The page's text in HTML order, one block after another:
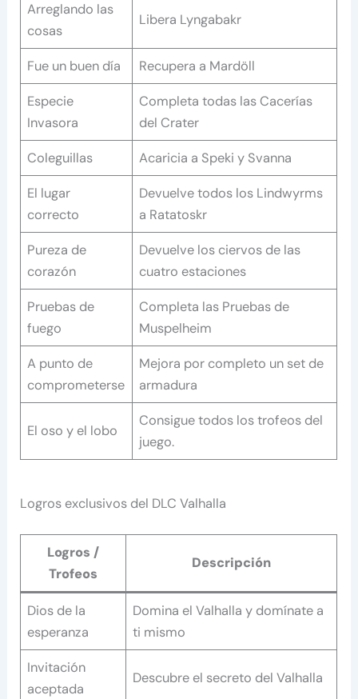
Arreglando las
cosas
Libera Lyngabakr
Fue un buen día Recupera a Mardöll
Especie
Invasora
Completa todas las Cacerías
del Crater
Coleguillas Acaricia a Speki y Svanna
El lugar
correcto
Devuelve todos los Lindwyrms
a Ratatoskr
Pureza de
corazón
Devuelve los ciervos de las
cuatro estaciones
Pruebas de
fuego
Completa las Pruebas de
Muspelheim
A punto de
comprometerse
Mejora por completo un set de
armadura
El oso y el lobo
Consigue todos los trofeos del
juego.
Logros exclusivos del DLC Valhalla
Logros /
Trofeos
Descripción
Dios de la
esperanza
Domina el Valhalla y domínate a
ti mismo
Invitación
aceptada
Descubre el secreto del Valhalla